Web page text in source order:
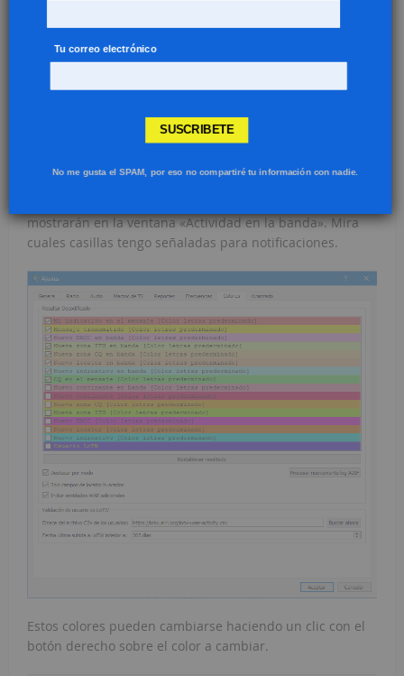
mostrarán en la ventana «Actividad en la banda». Mira
cuales casillas tengo señaladas para notificaciones.
Estos colores pueden cambiarse haciendo un clic con el
botón derecho sobre el color a cambiar.
No me gusta el SPAM, por eso no compartiré tu información con nadie.
SUSCRIBETE
Tu correo electrónico